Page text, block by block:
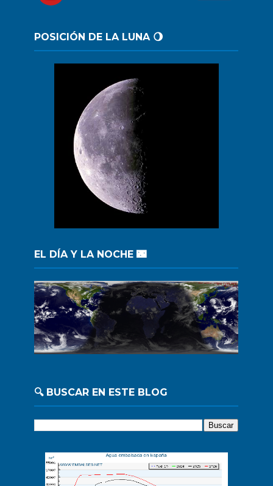
POSICIÓN DE LA LUNA 🌖
EL DÍA Y LA NOCHE 🌃
🔍 BUSCAR EN ESTE BLOG